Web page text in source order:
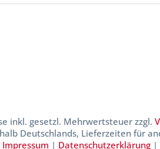
inkl. gesetzl. Mehrwertsteuer zzgl.
Deutschlands, Lieferzeiten für
Impressum | Datenschutzerklärung|